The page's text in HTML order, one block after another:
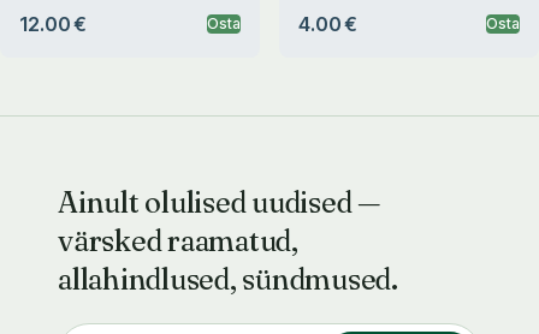
12.00 € Osta 4.00 € Osta
Ainult olulised uudised —
värsked raamatud,
allahindlused, sündmused.